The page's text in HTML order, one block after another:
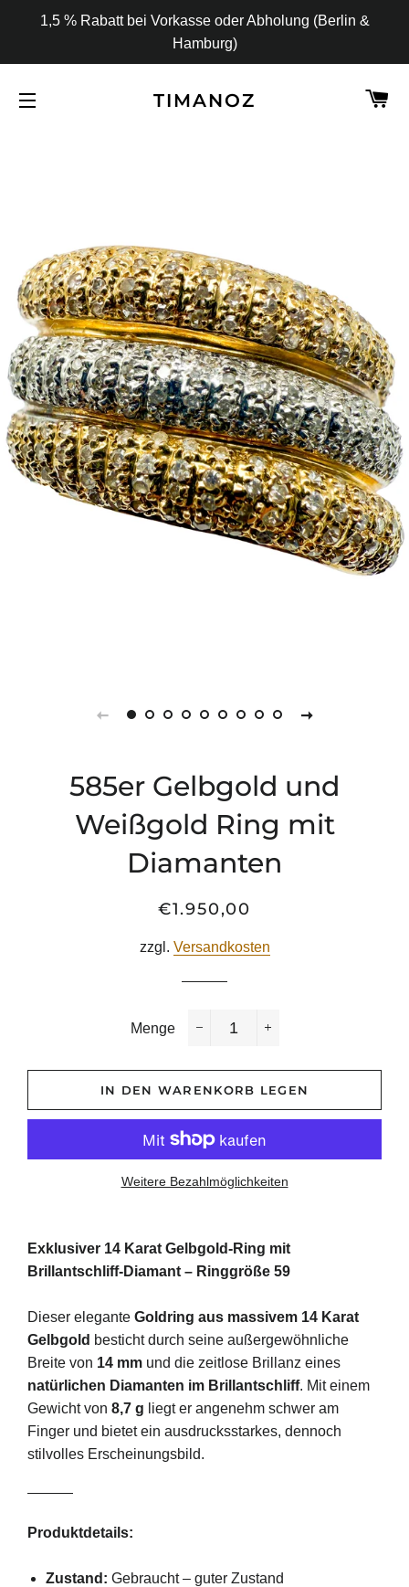
1,5 % Rabatt bei Vorkasse oder Abholung (Berlin &
Hamburg)
TIMANOZ
585er Gelbgold und
Weißgold Ring mit
Diamanten
Normaler
Sonderpreis
€1.950,00
zzgl. Versandkosten
Menge
IN DEN WARENKORB LEGEN
Weitere Bezahlmöglichkeiten
Exklusiver 14 Karat Gelbgold-Ring mit
Brillantschliff-Diamant – Ringgröße 59
Dieser elegante Goldring aus massivem 14 Karat
Gelbgold besticht durch seine außergewöhnliche
Breite von 14 mm und die zeitlose Brillanz eines
natürlichen Diamanten im Brillantschliff. Mit einem
Gewicht von 8,7 g liegt er angenehm schwer am
Finger und bietet ein ausdrucksstarkes, dennoch
stilvolles Erscheinungsbild.
Produktdetails:
Zustand: Gebraucht – guter Zustand